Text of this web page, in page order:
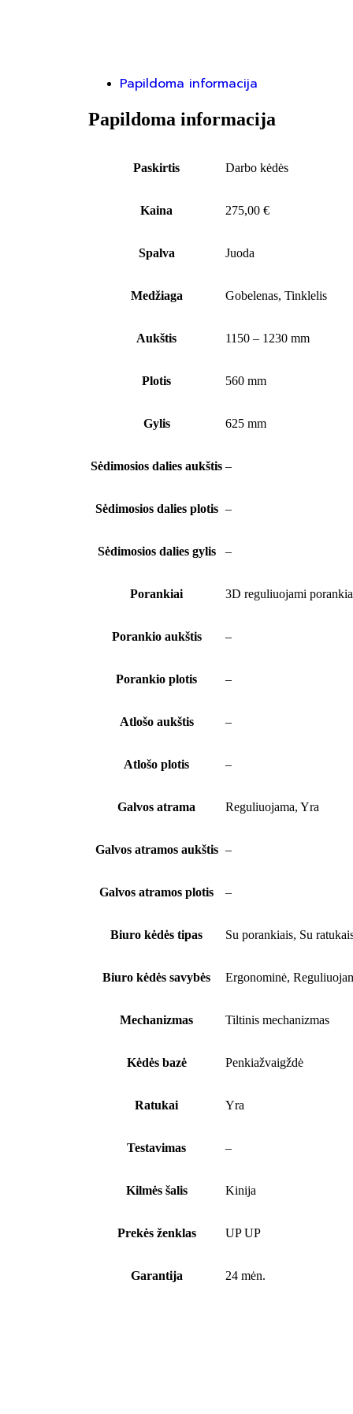
Papildoma informacija
Papildoma informacija
Paskirtis Darbo kėdės
Kaina 275,00 €
Spalva Juoda
Medžiaga Gobelenas, Tinklelis
Aukštis 1150 – 1230 mm
Plotis 560 mm
Gylis 625 mm
Sėdimosios dalies aukštis –
Sėdimosios dalies plotis –
Sėdimosios dalies gylis –
Porankiai 3D reguliuojami
Porankio aukštis –
Porankio plotis –
Atlošo aukštis –
Atlošo plotis –
Galvos atrama Reguliuojama, Yra
Galvos atramos aukštis –
Galvos atramos plotis –
Biuro kėdės tipas Su porankiais, Su
Biuro kėdės savybės Ergonominė,
Mechanizmas Tiltinis mechanizmas
Kėdės bazė Penkiažvaigždė
Ratukai Yra
Testavimas –
Kilmės šalis Kinija
Prekės ženklas UP UP
Garantija 24 mėn.